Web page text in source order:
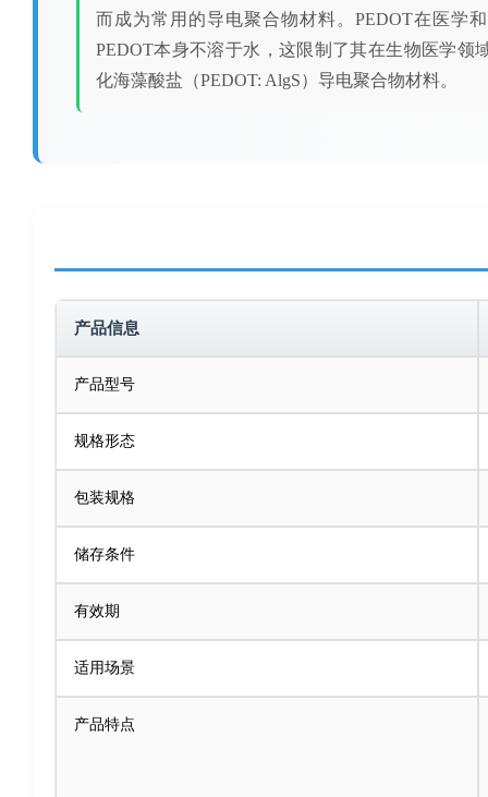
而成为常用的导电聚合物材料。PEDOT在医学
PEDOT本身不溶于水，这限制了其在生物医学领
化海藻酸盐（PEDOT: AlgS）导电聚合物材料。
产品信息
产品型号
规格形态
包装规格
储存条件
有效期
适用场景
产品特点